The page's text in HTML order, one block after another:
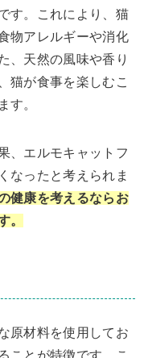
す。これにより、猫
物アレルギーや消化
、天然の風味や香り
猫が食事を楽しむこ
す。
、エルモキャットフ
なったと考えられま
健康を考えるならお
。
原材料を使用してお